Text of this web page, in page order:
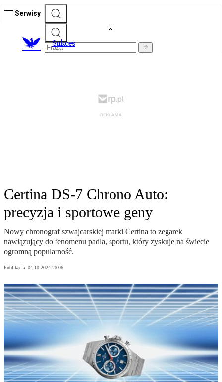
Serwisy
Sukces
Certina DS-7 Chrono Auto:
precyzja i sportowe geny
Nowy chronograf szwajcarskiej marki Certina to zegarek
nawiązujący do fenomenu padla, sportu, który zyskuje na świecie
ogromną popularność.
Publikacja: 04.10.2024 20:06